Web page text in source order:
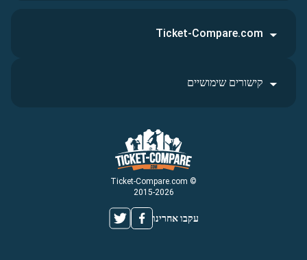
© Ticket-Compare.com
2015-2026
עקבו אחרינו
Ticket-Compare.com
קישורים שימושיים